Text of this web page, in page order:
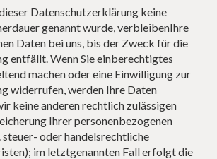
Datenschutzerklärung keine
genannt wurde, verbleibenIhre
Daten bei uns, bis der Zweck für die
entfällt. Wenn Sie einberechtigtes
machen oder eine Einwilligung zur
widerrufen, werden Ihre Daten
keine anderen rechtlich zulässigen
Ihrer personenbezogenen
steuer- oder handelsrechtliche
im letztgenannten Fall erfolgt die